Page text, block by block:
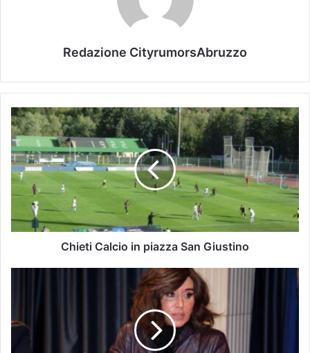
Redazione CityrumorsAbruzzo
Chieti Calcio in piazza San Giustino